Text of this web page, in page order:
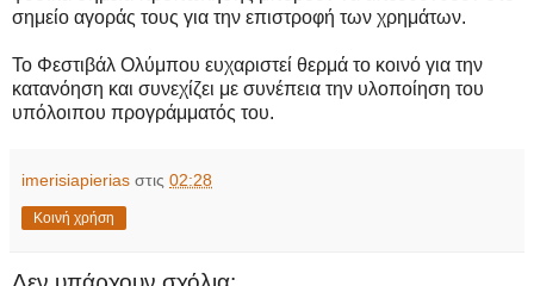
σημείο αγοράς τους για την επιστροφή των χρημάτων.
Το Φεστιβάλ Ολύμπου ευχαριστεί θερμά το κοινό για την
κατανόηση και συνεχίζει με συνέπεια την υλοποίηση του
υπόλοιπου προγράμματός του.
imerisiapierias στις 02:28
Κοινή χρήση